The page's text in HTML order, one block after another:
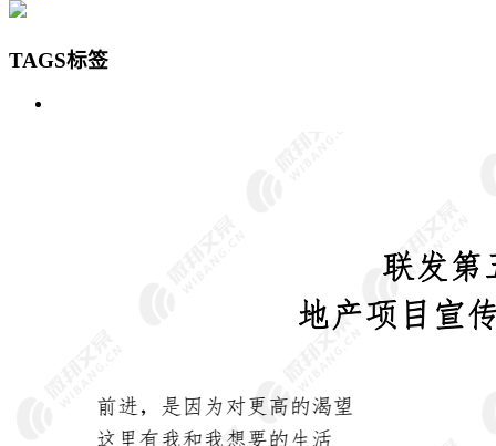
TAGS标签